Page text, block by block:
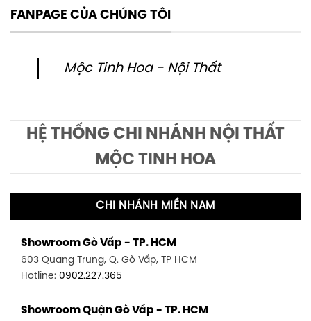
FANPAGE CỦA CHÚNG TÔI
Mộc Tinh Hoa - Nội Thất
HỆ THỐNG CHI NHÁNH NỘI THẤT
MỘC TINH HOA
CHI NHÁNH MIỀN NAM
Showroom Gò Vấp - TP. HCM
603 Quang Trung, Q. Gò Vấp, TP HCM
Hotline: 0902.227.365
Showroom Quận Gò Vấp - TP. HCM